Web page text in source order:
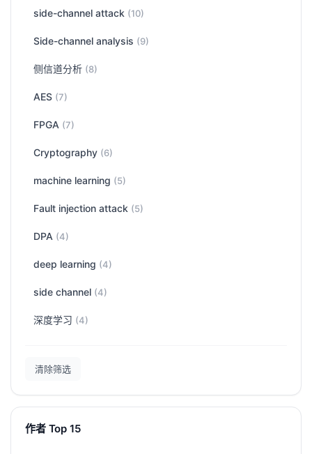
side-channel attack (10)
Side-channel analysis (9)
侧信道分析 (8)
AES (7)
FPGA (7)
Cryptography (6)
machine learning (5)
Fault injection attack (5)
DPA (4)
deep learning (4)
side channel (4)
深度学习 (4)
清除筛选
作者 Top 15